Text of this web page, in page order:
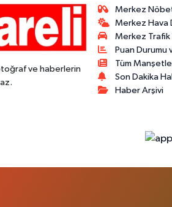
ve haberlerin
Merkez
Merkez Hava
Merkez Trafik
Puan Durumu
Tüm
Son Dakika
Haber Arşivi